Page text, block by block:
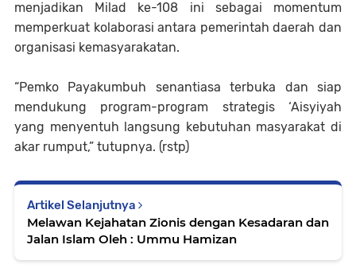
menjadikan Milad ke-108 ini sebagai momentum
memperkuat kolaborasi antara pemerintah daerah dan
organisasi kemasyarakatan.
“Pemko Payakumbuh senantiasa terbuka dan siap
mendukung program-program strategis ‘Aisyiyah
yang menyentuh langsung kebutuhan masyarakat di
akar rumput,” tutupnya. (rstp)
Artikel Selanjutnya
Melawan Kejahatan Zionis dengan Kesadaran dan
Jalan Islam Oleh : Ummu Hamizan